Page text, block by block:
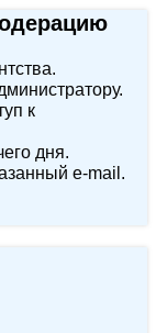
к
дня.
e‑mail.